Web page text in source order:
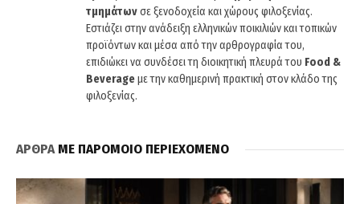
τμημάτωνσε ξενοδοχεία και χώρους φιλοξενίας.
Εστιάζει στην ανάδειξη ελληνικών ποικιλιών και τοπικών
προϊόντων και μέσα από την αρθρογραφία του,
επιδιώκει να συνδέσει τη διοικητική πλευρά του Food &
Beverageμε την καθημερινή πρακτική στον κλάδο της
φιλοξενίας.
ΑΡΘΡΑΜΕ ΠΑΡΟΜΟΙΟ ΠΕΡΙΕΧΟΜΕΝΟ